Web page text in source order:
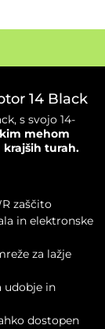
14 Black
s svojo 14-
mehom
krajših turah.
zaščito
in elektronske
za lažje
udobje in
dostopen